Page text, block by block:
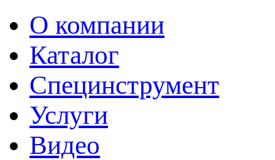
О компании
Каталог
Специнструмент
Услуги
Видео